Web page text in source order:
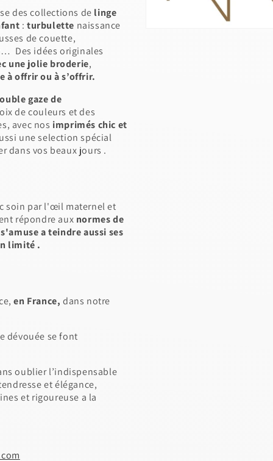
des collections de linge
:turbulette naissance
de couette,
Des idées originales
une jolie broderie,
à offrir ou à s’offrir.
gaze de
de couleurs et des
avec nos imprimés chic et
une selection spécial
dans vos beaux jours .
soin par l'œil maternel et
répondre aux normes de
a teindre aussi ses
limité .
en France, dans notre
dévouée se font
oublier l’indispensable
et élégance,
et rigoureuse a la